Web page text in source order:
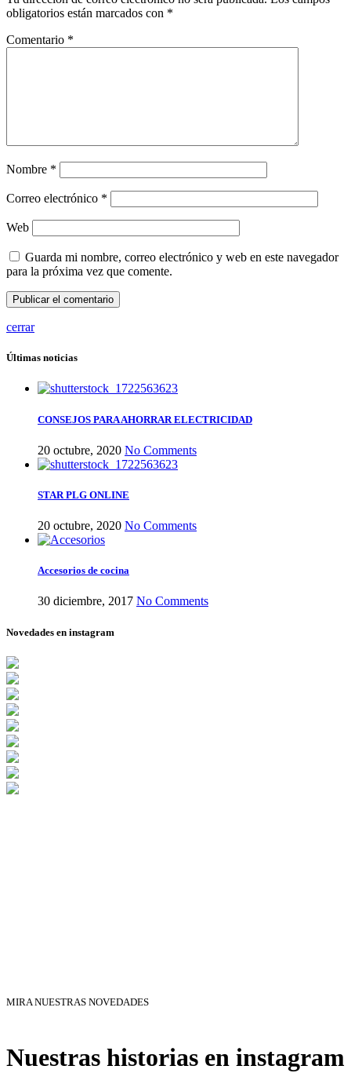
obligatorios están marcados con *
Comentario *
Nombre *
Correo electrónico *
Web
Guarda mi nombre, correo electrónico y web en este navegador
para la próxima vez que comente.
cerrar
Últimas noticias
CONSEJOS PARA AHORRAR ELECTRICIDAD
20 octubre, 2020 No Comments
STAR PLG ONLINE
20 octubre, 2020 No Comments
Accesorios de cocina
30 diciembre, 2017 No Comments
Novedades en instagram
MIRA NUESTRAS NOVEDADES
Nuestras historias en instagram